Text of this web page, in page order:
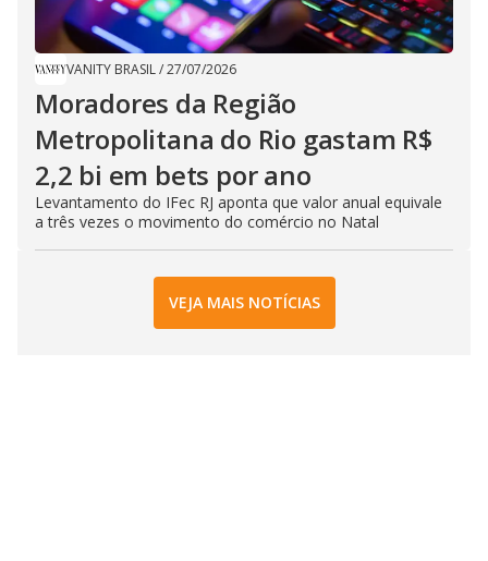
VANITY BRASIL/27/07/2026
Moradores da Região
Metropolitana do Rio gastam R$
2,2 bi em bets por ano
Levantamento do IFec RJ aponta que valor anual equivale
a três vezes o movimento do comércio no Natal
VEJA MAIS NOTÍCIAS